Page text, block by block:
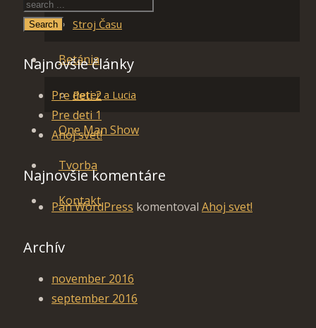
Stroj Času
Betánia
Peter a Lucia
One Man Show
Tvorba
Kontakt
Search
Najnovšie články
Pre deti 2
Pre deti 1
Ahoj svet!
Najnovšie komentáre
Pán WordPress komentoval Ahoj svet!
Archív
november 2016
september 2016